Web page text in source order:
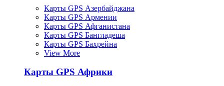
Карты GPS Азербайджана
Карты GPS Армении
Карты GPS Афганистана
Карты GPS Бангладеша
Карты GPS Бахрейна
View More
Карты GPS Африки